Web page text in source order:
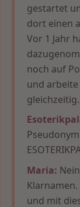
gestartet
dort einen
Vor 1 Jahr
noch auf
und
gleichzeitig.
Maria:
und mit